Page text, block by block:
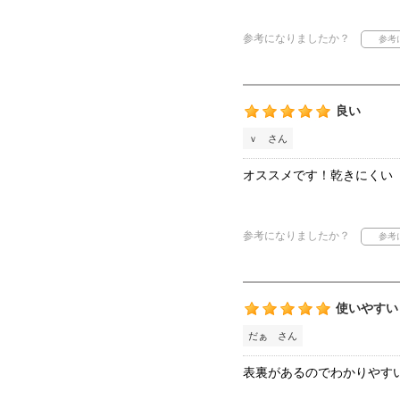
参考になりましたか？
良い
ｖ さん
オススメです！乾きにくい
参考になりましたか？
使いやすい
だぁ さん
表裏があるのでわかりやす